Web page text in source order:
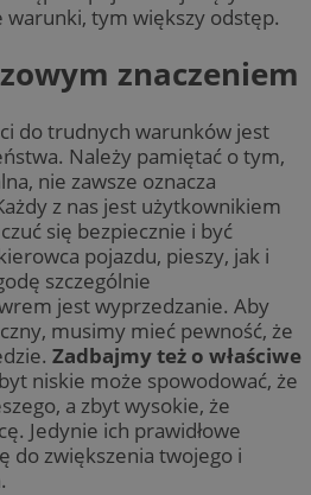
warunki, tym większy odstęp.
znaczeniem
do trudnych warunków jest
Należy pamiętać o tym,
nie zawsze oznacza
z nas jest użytkownikiem
się bezpiecznie i być
pojazdu, pieszy, jak i
szczególnie
jest wyprzedzanie. Aby
musimy mieć pewność, że
Zadbajmy też o właściwe
niskie może spowodować, że
a zbyt wysokie, że
Jedynie ich prawidłowe
do zwiększenia twojego i